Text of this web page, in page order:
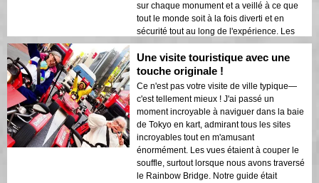
sur chaque monument et a veillé à ce que
tout le monde soit à la fois diverti et en
sécurité tout au long de l'expérience. Les
lumières de la ville se reflétant sur la baie
créaient une atmosphère onirique qui a
laissé une impression durable. Cette visite
est idéale pour les visiteurs de première
fois qui souhaitent un mélange d'aventure
et de tourisme. Le contraste entre les
structures modernes de Tokyo et les zones
historiques était magnifiquement mis en
valeur par les lumières nocturnes. Je
recommanderais vivement cette visite à
quiconque !
Une visite touristique avec une
touche originale !
Ce n'est pas votre visite de ville typique—
c'est tellement mieux ! J'ai passé un
moment incroyable à naviguer dans la baie
de Tokyo en kart, admirant tous les sites
incroyables tout en m'amusant
énormément. Les vues étaient à couper le
souffle, surtout lorsque nous avons traversé
le Rainbow Bridge. Notre guide était